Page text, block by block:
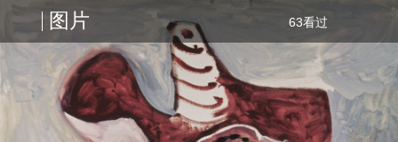
图片 63看过